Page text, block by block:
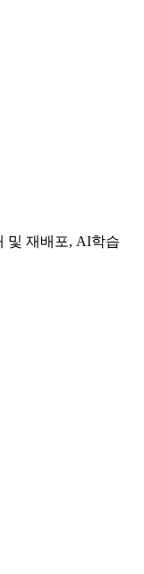
및 재배포, AI학습